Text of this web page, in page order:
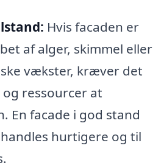
Hvis facaden er
af alger, skimmel eller
vækster, kræver det
ressourcer at
En facade i god stand
hurtigere og til